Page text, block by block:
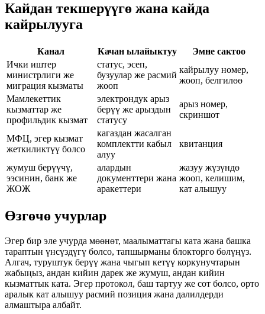
Кайдан текшерүүгө жана кайда
кайрылууга
Канал Качан ылайыктуу
Эмне сактоо
Ички иштер
министрлиги же
миграция кызматы
статус, эсеп,
бузуулар же расмий
жооп
кайрылуу номер,
жооп, белгилөө
Мамлекеттик
кызматтар же
профильдик кызмат
электрондук арыз
берүү же арыздын
статусу
арыз номер,
скриншот
МФЦ, эгер кызмат
жеткиликтүү болсо
кагаздан жасалган
комплектти кабыл
алуу
квитанция
жумуш берүүчү,
ээсинин, банк же
ЖОЖ
алардын
документтери жана
аракеттери
жазуу жүзүндө
жооп, келишим,
кат алышуу
Өзгөчө учурлар
Эгер бир эле учурда мөөнөт, маалыматтагы ката жана башка
тараптын үнсүздүгү болсо, тапшырманы блокторго бөлүңүз.
Алгач, туруштук берүү жана чыгып кетүү коркунучтарын
жабыңыз, андан кийин дарек же жумуш, андан кийин
кызматтык ката. Эгер протокол, баш тартуу же сот болсо, орто
аралык кат алышуу расмий позиция жана далилдерди
алмаштыра албайт.